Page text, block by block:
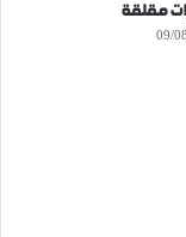
مقلقة
09/